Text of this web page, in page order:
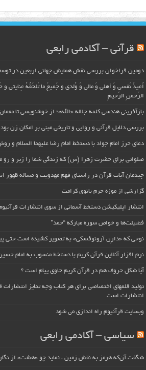
قرآنی – آکادمی رابعی
دومین فراخوان بررسی نقش همایش جهانی اربعین در
اُعیذُ نَفسی وَ أهلی وَ مالی وَ وُلدی و جَمیعَ ما تَلحَقُهُ عِنایتی و
الرَّحمنِ الرَّحیمِ
بازآفرینی هندسی کلمه جلاله «الله»؛ از خوشنویسی تا
بررسی دلایل قرآنی و روایی و تاریخی مبنی بر امکان زن
دعای حرز امام جواد با دستخط امام رضا علیهما السلام و
صلواتی برای حضرت زهرا (س) که زندگی شما را زیر و رو
چیدمان آیات قرآن در راستای فهم مهدویت و مساله ظهور
گزارشی از موزه حرم بانوی کرامت
انتشار اپلیکیشن دستخط آسمانی از سوی انتشارات
فضیلت‌ها و خواص سوره مبارکه “حمد”
نوحی که «دارِن آرونوفسکی» به تصویر کشیده است حتی
نرم افزار آنلاین قرآن کریم با دستخط منسوب به امام
آیا شکل حروف هم در قرآن کریم حاوی پیام است ؟
تولید قلمهای اختصاصی برای هر کتاب وجه تمایز انتشارات
انتشارات است
وبسایت قرآنیوم راه اندازی می شود
سیاسی – آکادمی رابعی
شگفت آن‌که هرمز به نقش زمین ، نماید چو «هشت» از